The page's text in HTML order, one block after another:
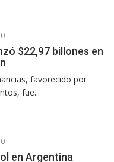
0
$22,97 billones en
favorecido por
fue...
0
en Argentina